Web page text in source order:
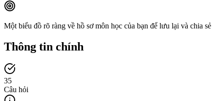
Một biểu đồ rõ ràng về hồ sơ môn học của bạn để lưu lại và chia sẻ
Thông tin chính
35
Câu hỏi